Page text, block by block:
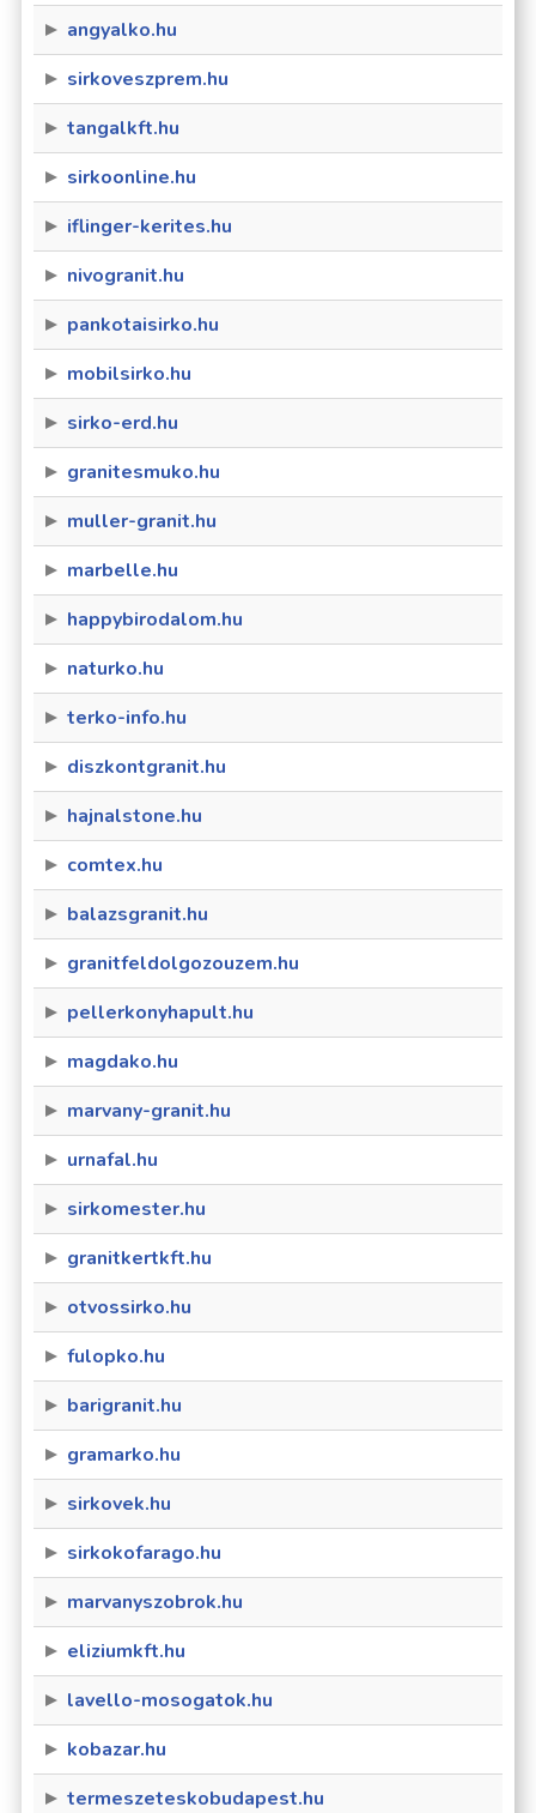
angyalko.hu
sirkoveszprem.hu
tangalkft.hu
sirkoonline.hu
iflinger-kerites.hu
nivogranit.hu
pankotaisirko.hu
mobilsirko.hu
sirko-erd.hu
granitesmuko.hu
muller-granit.hu
marbelle.hu
happybirodalom.hu
naturko.hu
terko-info.hu
diszkontgranit.hu
hajnalstone.hu
comtex.hu
balazsgranit.hu
granitfeldolgozouzem.hu
pellerkonyhapult.hu
magdako.hu
marvany-granit.hu
urnafal.hu
sirkomester.hu
granitkertkft.hu
otvossirko.hu
fulopko.hu
barigranit.hu
gramarko.hu
sirkovek.hu
sirkokofarago.hu
marvanyszobrok.hu
eliziumkft.hu
lavello-mosogatok.hu
kobazar.hu
termeszeteskobudapest.hu